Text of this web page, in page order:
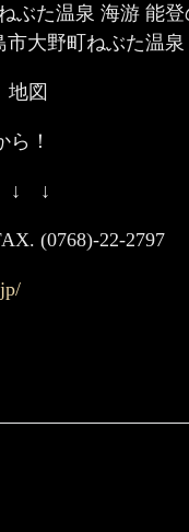
ねぶた温泉 海游
大野町ねぶた温泉
！
↓
(0768)-22-2797